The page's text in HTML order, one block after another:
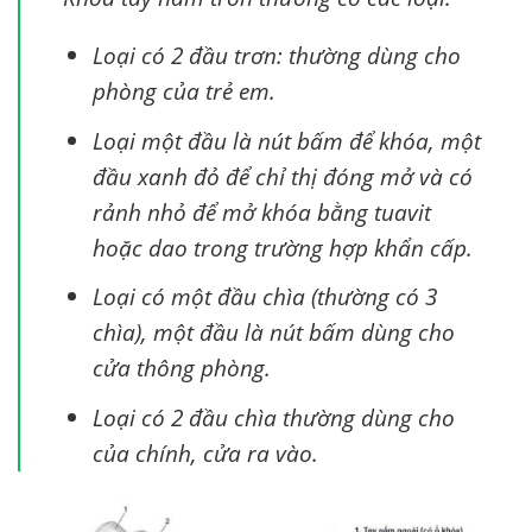
Loại có 2 đầu trơn: thường dùng cho
phòng của trẻ em.
Loại một đầu là nút bấm để khóa, một
đầu xanh đỏ để chỉ thị đóng mở và có
rảnh nhỏ để mở khóa bằng tuavit
hoặc dao trong trường hợp khẩn cấp.
Loại có một đầu chìa (thường có 3
chìa), một đầu là nút bấm dùng cho
cửa thông phòng.
Loại có 2 đầu chìa thường dùng cho
của chính, cửa ra vào.